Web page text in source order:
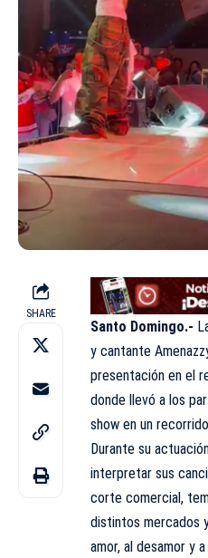
SHARE
Santo Domingo.-
y cantante
presentación en el
donde llevó a los
show en un
Durante su
interpretar sus
corte comercial,
distintos mercados
amor, al desamor y